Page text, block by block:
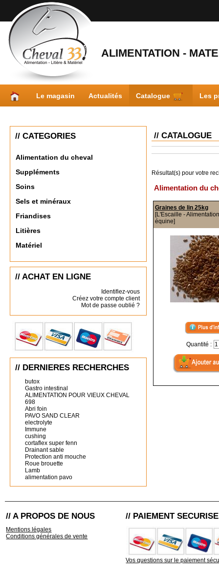
ALIMENTATION -
Le magasin Actualités Catalogue Les
// CATEGORIES
Alimentation du cheval
Suppléments
Soins
Sels et minéraux
Friandises
Litières
Matériel
// ACHAT EN LIGNE
Identifiez-vous
Créez votre compte client
Mot de passe oublié ?
// DERNIERES RECHERCHES
butox
Gastro intestinal
ALIMENTATION POUR VIEUX CHEVAL
698
Abri foin
PAVO SAND CLEAR
electrolyte
Immune
cushing
cortaflex super fenn
Drainant sable
Protection anti mouche
Roue brouette
Lamb
alimentation pavo
// CATALOGUE
Résultat(s) pour votre
Alimentation du
Graines de lin 25kg
[L'Escaille - Alimentation
équine]
Quantité :
// A PROPOS DE NOUS
Mentions légales
Conditions générales de vente
// PAIEMENT SECURISE
Vos questions sur le paiement